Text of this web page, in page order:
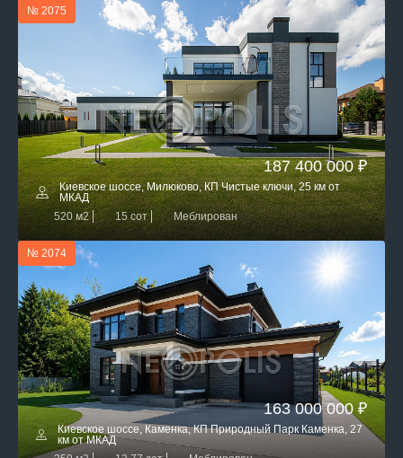
№ 2075
187 400 000 ₽
Киевское шоссе, Милюково, КП Чистые ключи, 25 км от
МКАД
520 м2
15 сот Меблирован
№ 2074
163 000 000 ₽
Киевское шоссе, Каменка, КП Природный Парк Каменка, 27
км от МКАД